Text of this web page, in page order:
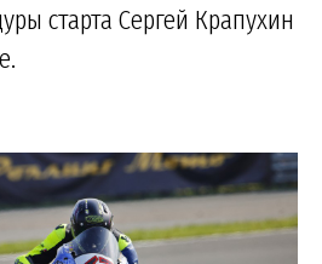
старта Сергей Крапухин